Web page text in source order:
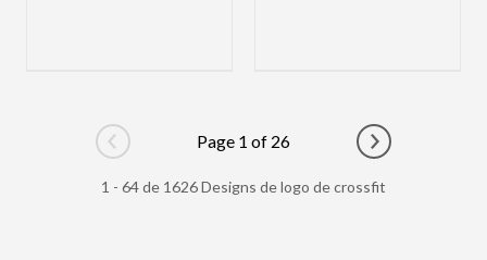
Go to previous page
Page 1 of 26
Go to next
1 - 64 de 1626 Designs de logo de crossfit